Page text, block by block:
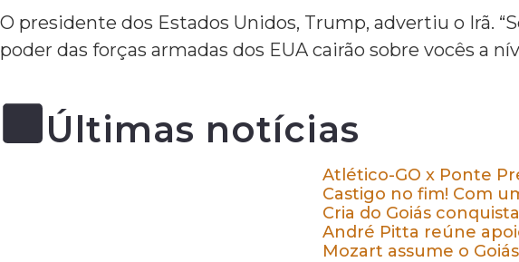
O presidente dos Estados Unidos, Trump, advertiu o Irã.
poder das forças armadas dos EUA cairão sobre vocês a
Últimas notícias
Atlético-GO x Ponte
Castigo no fim! Com
Cria do Goiás
André Pitta reúne
Mozart assume o